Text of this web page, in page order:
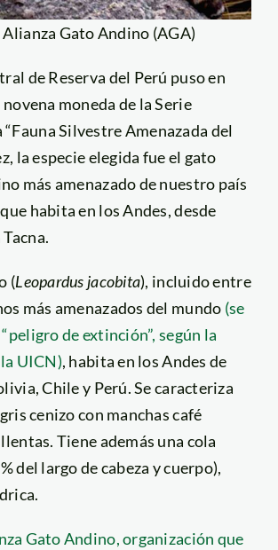
Gato Andino (AGA)
de Reserva del Perú puso en
moneda de la Serie
Silvestre Amenazada del
la especie elegida fue el gato
más amenazado de nuestro país
habita en los Andes, desde
(Leopardus jacobita), incluido entre
más amenazados del mundo (se
de extinción”, según la
UICN), habita en los Andes de
Chile y Perú. Se caracteriza
cenizo con manchas café
Tiene además una cola
del largo de cabeza y cuerpo),
Gato Andino, organización que